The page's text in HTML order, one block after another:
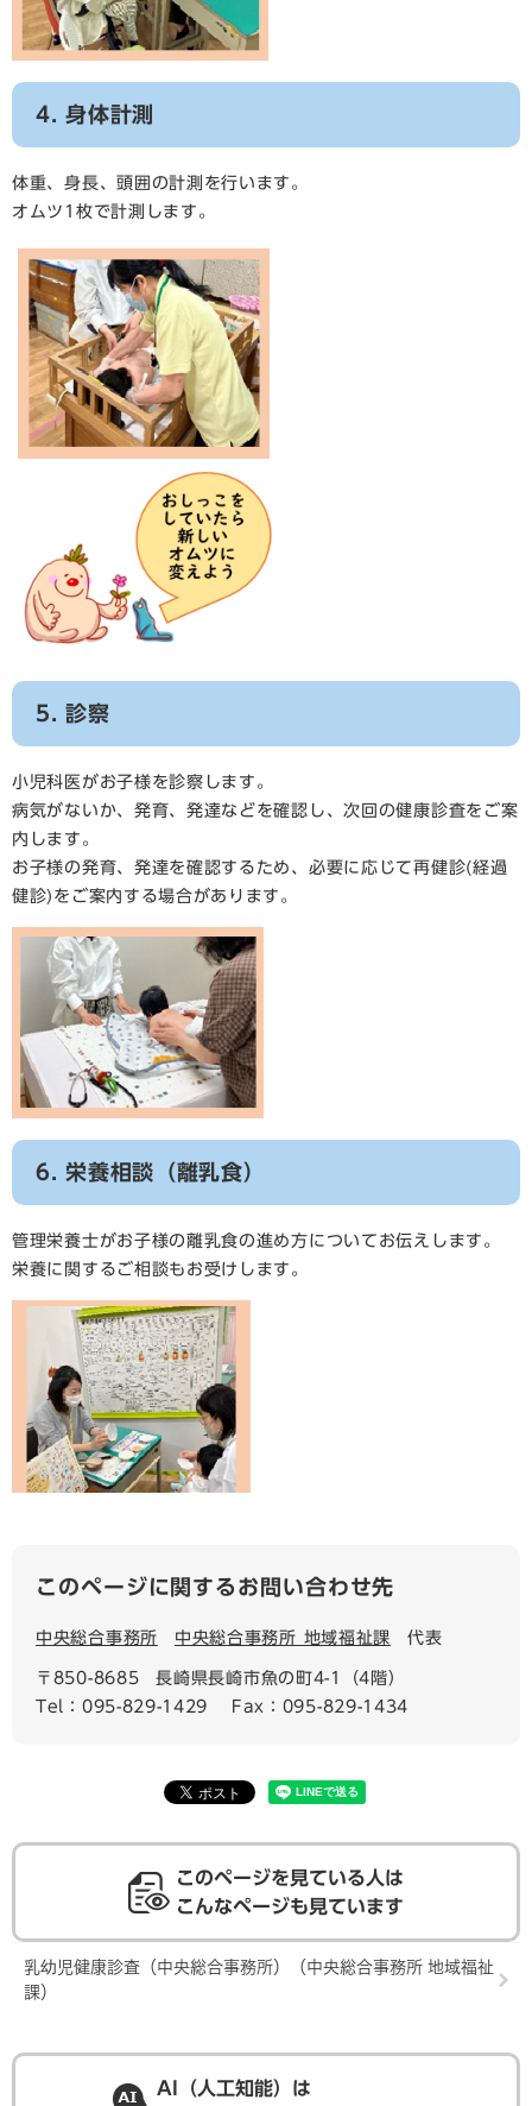
4. 身体計測
体重、身長、頭囲の計測を行います。
オムツ1枚で計測します。
5. 診察
小児科医がお子様を診察します。
病気がないか、発育、発達などを確認し、次回の健康診査をご案
内します。
お子様の発育、発達を確認するため、必要に応じて再健診(経過
健診)をご案内する場合があります。
6. 栄養相談（離乳食）
管理栄養士がお子様の離乳食の進め方についてお伝えします。
栄養に関するご相談もお受けします。
このページに関するお問い合わせ先
中央総合事務所 中央総合事務所 地域福祉課 代表
〒850-8685
長崎県長崎市魚の町4-1（4階）
Tel：095-829-1429
Fax：095-829-1434
このページを見ている人は
こんなページも見ています
乳幼児健康診査（中央総合事務所）（中央総合事務所 地域福祉
課）
AI（人工知能）は